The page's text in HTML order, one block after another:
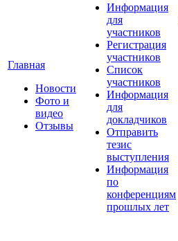
Главная
Новости
Фото и
видео
Отзывы
Информация
для
участников
Регистрация
участников
Список
участников
Информация
для
докладчиков
Отправить
тезис
выступления
Информация
по
конференциям
прошлых лет